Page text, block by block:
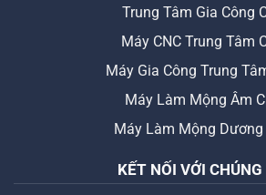
Trung Tâm Gia Công
Máy CNC Trung Tâm
Máy Gia Công Trung
Máy Làm Mộng Âm
Máy Làm Mộng Dương
KẾT NỐI VỚI CHÚNG